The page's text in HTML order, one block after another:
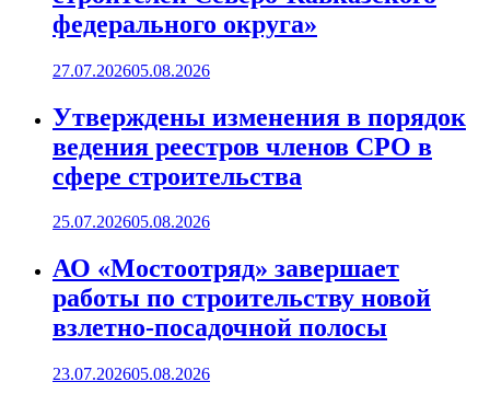
федерального округа»
27.07.202605.08.2026
Утверждены изменения в порядок
ведения реестров членов СРО в
сфере строительства
25.07.202605.08.2026
АО «Мостоотряд» завершает
работы по строительству новой
взлетно-посадочной полосы
23.07.202605.08.2026